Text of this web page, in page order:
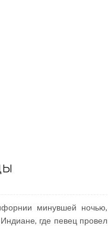
минувшей ночью,
где певец провел